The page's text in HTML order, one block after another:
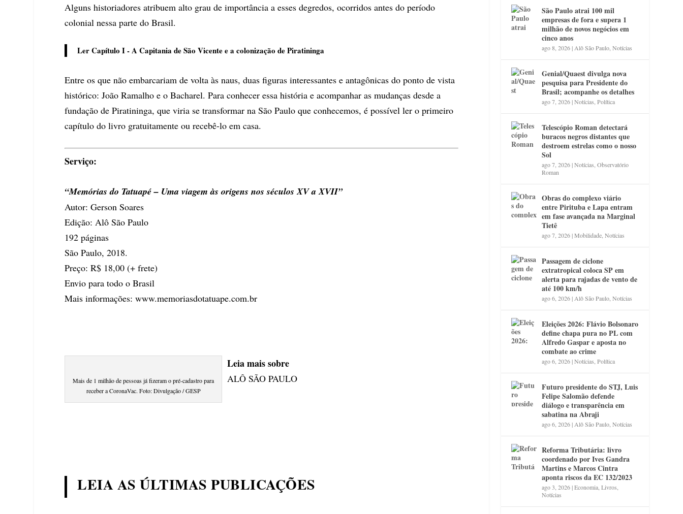
Alguns historiadores atribuem alto grau de importância a esses degredos, ocorridos antes do período
colonial nessa parte do Brasil.
Ler Capítulo I -A Capitania de São Vicente e a colonização de Piratininga
Entre os que não embarcariam de volta às naus, duas figuras interessantes e antagônicas do ponto de vista
histórico: João Ramalho e o Bacharel. Para conhecer essa história e acompanhar as mudanças desde a
fundação de Piratininga, que viria se transformar na São Paulo que conhecemos, é possível ler o primeiro
capítulo do livro gratuitamente ou recebê-lo em casa.
Serviço:
“Memórias do Tatuapé – Uma viagem às origens nos séculos XV a XVII”
Autor: Gerson Soares
Edição: Alô São Paulo
192 páginas
São Paulo, 2018.
Preço: R$ 18,00 (+ frete)
Envio para todo o Brasil
Mais informações:www.memoriasdotatuape.com.br
Mais de 1 milhão de pessoas já fizeram o pré-cadastro para
receber a CoronaVac. Foto: Divulgação / GESP
Leia mais sobre
ALÔ SÃO PAULO
LEIA AS ÚLTIMAS PUBLICAÇÕES
São Paulo atrai 100 mil
empresas de fora e supera 1
milhão de novos negócios em
cinco anos
ago 8, 2026| Alô São Paulo ,Notícias
Genial/Quaest divulga nova
pesquisa para Presidente do
Brasil; acompanhe os detalhes
ago 7, 2026|Notícias ,Política
Telescópio Roman detectará
buracos negros distantes que
destroem estrelas como o nosso
Sol
ago 7, 2026|Notícias ,Observatório
Roman
Obras do complexo viário
entre Pirituba e Lapa entram
em fase avançada na Marginal
Tietê
ago 7, 2026|Mobilidade ,Notícias
Passagem de ciclone
extratropical coloca SP em
alerta para rajadas de vento de
até 100 km/h
ago 6, 2026| Alô São Paulo ,Notícias
Eleições 2026: Flávio Bolsonaro
define chapa pura no PL com
Alfredo Gaspar e aposta no
combate ao crime
ago 6, 2026|Notícias ,Política
Futuro presidente do STJ, Luis
Felipe Salomão defende
diálogo e transparência em
sabatina na Abraji
ago 6, 2026| Alô São Paulo ,Notícias
Reforma Tributária: livro
coordenado por Ives Gandra
Martins e Marcos Cintra
aponta riscos da EC 132/2023
ago 3, 2026|Economia ,Livros
Notícias